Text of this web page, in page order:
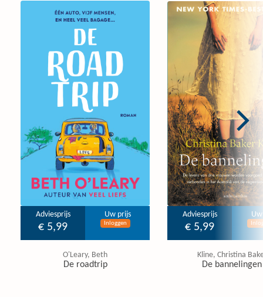
Adviesprijs
€ 5,99
Uw prijs
Inloggen
O'Leary, Beth
De roadtrip
Adviesprijs
€ 5,99
Kline, Christina
De bannelingen